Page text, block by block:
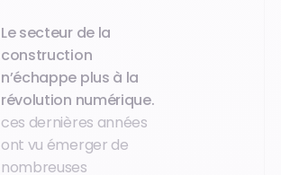
Le secteur de la
construction
n’échappe plus à la
révolution numérique.
ces dernières années
ont vu émerger de
nombreuses